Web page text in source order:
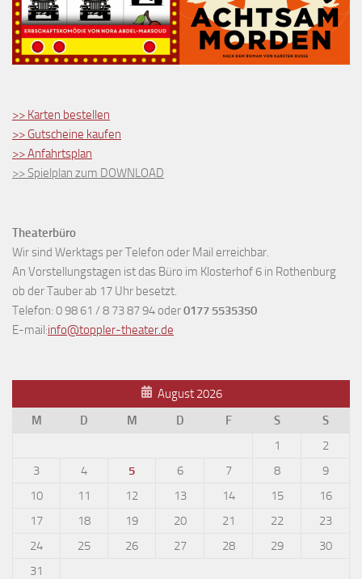
>> Karten bestellen
>> Gutscheine kaufen
>> Anfahrtsplan
>> Spielplan zum DOWNLOAD
Theaterbüro
Wir sind Werktags per Telefon oder Mail erreichbar.
An Vorstellungstagen ist das Büro im Klosterhof 6 in Rothenburg
ob der Tauber ab 17 Uhr besetzt.
Telefon: 0 98 61 / 8 73 87 94 oder0177 5535350
E-mail:info@toppler-theater.de
August 2026
M
D M D F S
S
1
2
3
4 5 6 7 8
9
10
11 12 13 14 15
16
17
18 19 20 21 22
23
24
25 26 27 28 29
30
31